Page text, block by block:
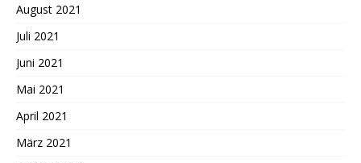
August 2021
Juli 2021
Juni 2021
Mai 2021
April 2021
März 2021